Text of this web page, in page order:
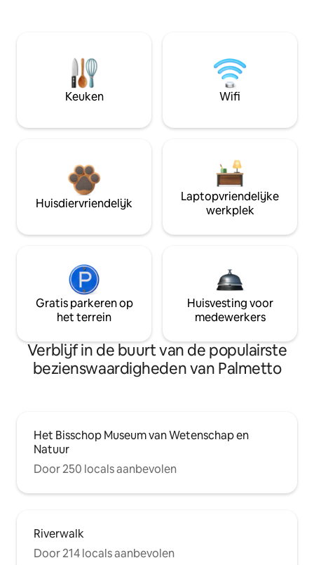
Keuken Wifi
Huisdiervriendelijk
Laptopvriendelijke
werkplek
Gratis parkeren op
het terrein
Huisvesting voor
medewerkers
Verblijf in de buurt van de populairste
bezienswaardigheden van Palmetto
Het Bisschop Museum van Wetenschap en
Natuur
Door 250 locals aanbevolen
Riverwalk
Door 214 locals aanbevolen